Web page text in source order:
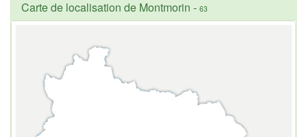
Carte de localisation de Montmorin - 63